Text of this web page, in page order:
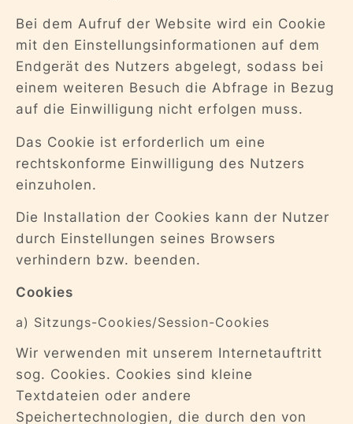
Bei dem Aufruf der Website wird ein Cookie
mit den Einstellungsinformationen auf dem
Endgerät des Nutzers abgelegt, sodass bei
einem weiteren Besuch die Abfrage in Bezug
auf die Einwilligung nicht erfolgen muss.
Das Cookie ist erforderlich um eine
rechtskonforme Einwilligung des Nutzers
einzuholen.
Die Installation der Cookies kann der Nutzer
durch Einstellungen seines Browsers
verhindern bzw. beenden.
Cookies
a) Sitzungs-Cookies/Session-Cookies
Wir verwenden mit unserem Internetauftritt
sog. Cookies. Cookies sind kleine
Textdateien oder andere
Speichertechnologien, die durch den von